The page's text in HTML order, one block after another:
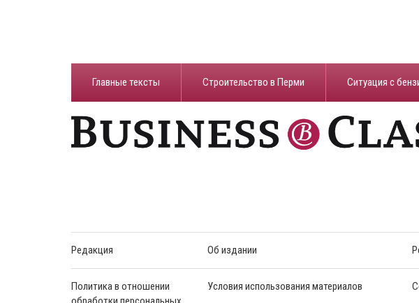
Главные тексты Строительство в Перми ​Ситуация с
Редакция Об издании
Политика в отношении
Условия использования материалов